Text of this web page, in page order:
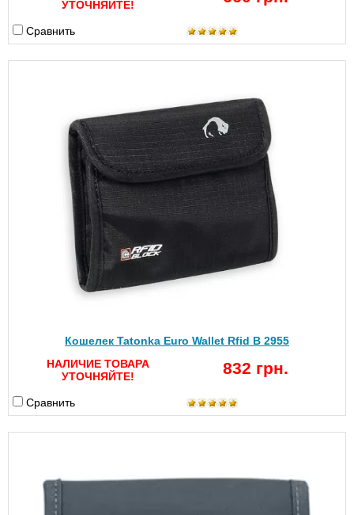
УТОЧНЯЙТЕ!
Сравнить
Кошелек Tatonka Euro Wallet Rfid B 2955
НАЛИЧИЕ ТОВАРА
УТОЧНЯЙТЕ!
832 грн.
Сравнить